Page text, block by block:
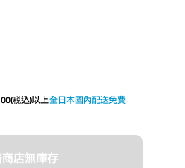
税込)以上全日本國內配送免費
店無庫存